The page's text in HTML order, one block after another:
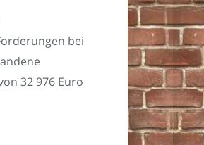
bei
32 976 Euro